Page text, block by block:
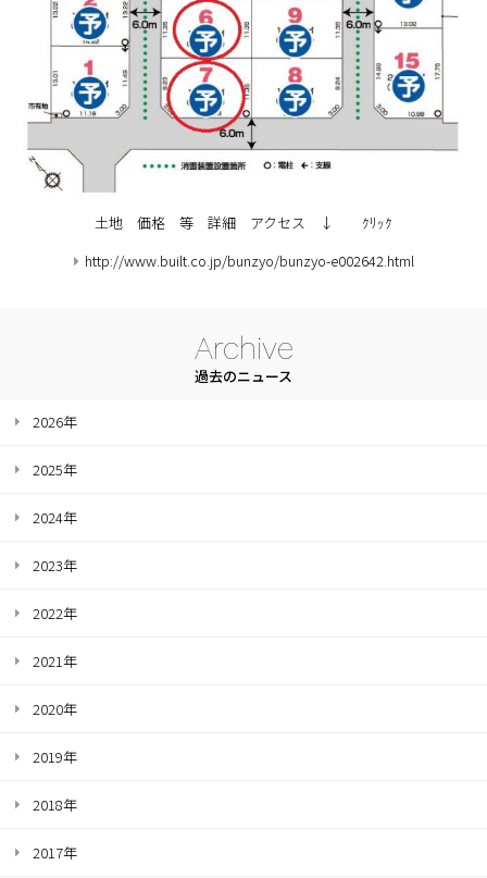
土地 価格 等 詳細 アクセス ↓ ｸﾘｯｸ
http://www.built.co.jp/bunzyo/bunzyo-e002642.html
Archive
過去のニュース
2026年
2025年
2024年
2023年
2022年
2021年
2020年
2019年
2018年
2017年